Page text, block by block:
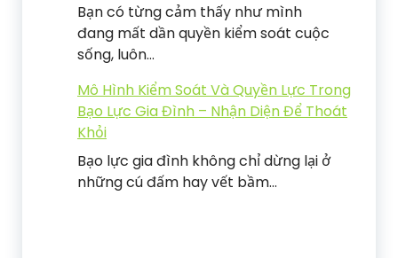
Bạn có từng cảm thấy như mình
đang mất dần quyền kiểm soát cuộc
sống, luôn…
Mô Hình Kiểm Soát Và Quyền Lực Trong
Bạo Lực Gia Đình – Nhận Diện Để Thoát
Khỏi
Bạo lực gia đình không chỉ dừng lại ở
những cú đấm hay vết bầm…